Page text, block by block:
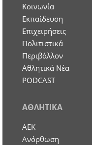
Κοινωνία
Εκπαίδευση
Επιχειρήσεις
Πολιτιστικά
Περιβάλλον
Αθλητικά Νέα
PODCAST
ΑΘΛΗΤΙΚΑ
ΑΕΚ
Ανόρθωση